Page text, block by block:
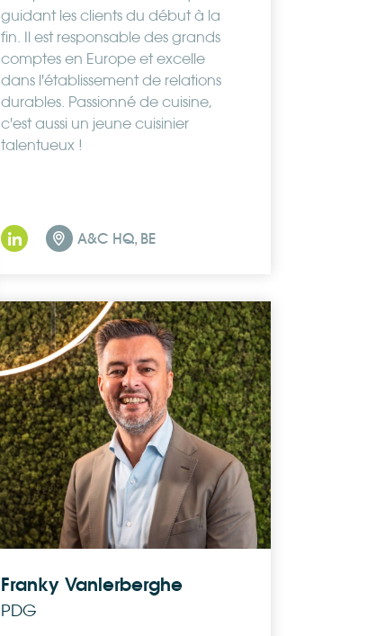
guidant les clients du début à la
fin. Il est responsable des grands
comptes en Europe et excelle
dans l'établissement de relations
durables. Passionné de cuisine,
c'est aussi un jeune cuisinier
talentueux !
A&C HQ, BE
Franky Vanlerberghe
PDG